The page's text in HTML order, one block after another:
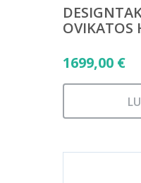
OVIKATOS
1699,00 €